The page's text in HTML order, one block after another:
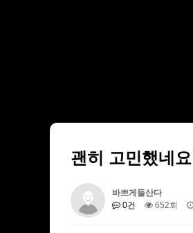
괜히 고민했네요
바쁘게들산다
0건
652회